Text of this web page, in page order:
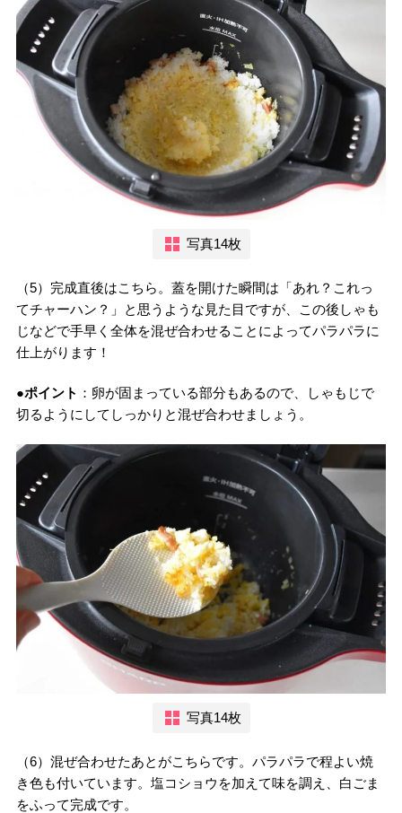
写真14枚
（5）完成直後はこちら。蓋を開けた瞬間は「あれ？これっ
てチャーハン？」と思うような見た目ですが、この後しゃも
じなどで手早く全体を混ぜ合わせることによってパラパラに
仕上がります！
●ポイント ：卵が固まっている部分もあるので、しゃもじで
切るようにしてしっかりと混ぜ合わせましょう。
写真14枚
（6）混ぜ合わせたあとがこちらです。パラパラで程よい焼
き色も付いています。塩コショウを加えて味を調え、白ごま
をふって完成です。